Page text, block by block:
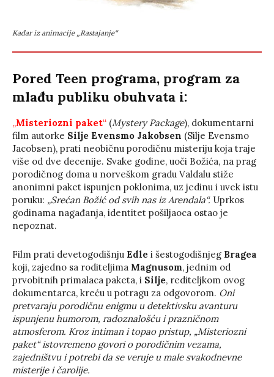
Kadar iz animacije „Rastajanje“
Pored Teen programa, program za
mlađu publiku obuhvata i:
„Misteriozni paket“ (Mystery Package), dokumentarni
film autorke Silje Evensmo Jakobsen (Silje Evensmo
Jacobsen), prati neobičnu porodičnu misteriju koja traje
više od dve decenije. Svake godine, uoči Božića, na prag
porodičnog doma u norveškom gradu Valdalu stiže
anonimni paket ispunjen poklonima, uz jedinu i uvek istu
poruku: „Srećan Božić od svih nas iz Arendala“. Uprkos
godinama nagađanja, identitet pošiljaoca ostao je
nepoznat.
Film prati devetogodišnju Edle i šestogodišnjeg Bragea
koji, zajedno sa roditeljima Magnusom, jednim od
prvobitnih primalaca paketa, i Silje, rediteljkom ovog
dokumentarca, kreću u potragu za odgovorom. Oni
pretvaraju porodičnu enigmu u detektivsku avanturu
ispunjenu humorom, radoznalošću i prazničnom
atmosferom. Kroz intiman i topao pristup, „Misteriozni
paket“ istovremeno govori o porodičnim vezama,
zajedništvu i potrebi da se veruje u male svakodnevne
misterije i čarolije.